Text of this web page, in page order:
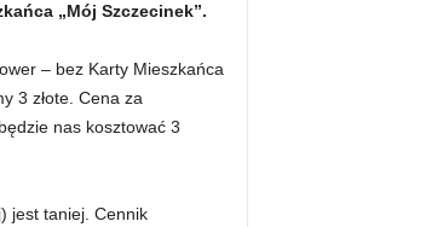
„Mój Szczecinek”.
– bez Karty Mieszkańca
3 złote. Cena za
nas kosztować 3
jest taniej. Cennik